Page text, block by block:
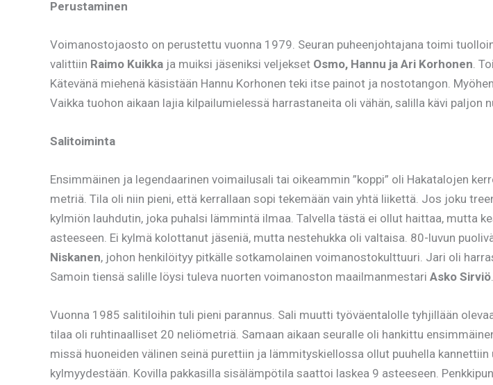
Perustaminen
Voimanostojaosto on perustettu vuonna 1979. Seuran puheenjohtajana toimi
valittiin Raimo Kuikka ja muiksi jäseniksi veljekset Osmo, Hannu ja Ari Korhonen .
Kätevänä miehenä käsistään Hannu Korhonen teki itse painot ja nostotangon.
Vaikka tuohon aikaan lajia kilpailumielessä harrastaneita oli vähän, salilla kävi paljon
Salitoiminta
Ensimmäinen ja legendaarinen voimailusali tai oikeammin ”koppi” oli Hakatalojen
metriä. Tila oli niin pieni, että kerrallaan sopi tekemään vain yhtä liikettä. Jos joku
kylmiön lauhdutin, joka puhalsi lämmintä ilmaa. Talvella tästä ei ollut haittaa, mutta
asteeseen. Ei kylmä kolottanut jäseniä, mutta nestehukka oli valtaisa. 80-luvun
Niskanen, johon henkilöityy pitkälle sotkamolainen voimanostokulttuuri. Jari oli
Samoin tiensä salille löysi tuleva nuorten voimanoston maailmanmestari Asko Sirviö.
Vuonna 1985 salitiloihin tuli pieni parannus. Sali muutti työväentalolle tyhjillään
tilaa oli ruhtinaalliset 20 neliömetriä. Samaan aikaan seuralle oli hankittu
missä huoneiden välinen seinä purettiin ja lämmityskiellossa ollut puuhella
kylmyydestään. Kovilla pakkasilla sisälämpötila saattoi laskea 9 asteeseen.